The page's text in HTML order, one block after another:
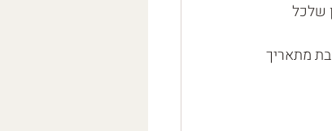
שלכל
מתאריך